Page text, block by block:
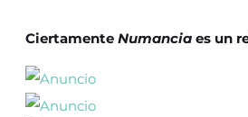
Ciertamente Numancia es un